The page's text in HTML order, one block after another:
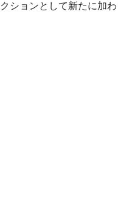
ションとして新たに加